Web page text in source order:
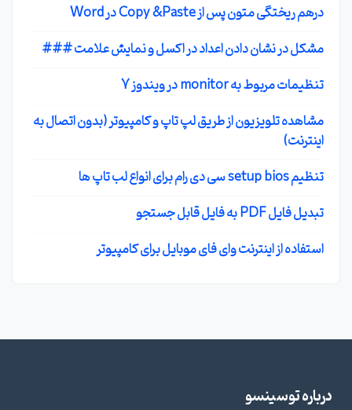
درهم ریختگی متون پس از Copy &Paste در Word
مشکل در نشان دادن اعداد در اکسل و نمایش علامت ###
تنظیمات مربوط به monitor در ویندوز 7
مشاهده تلویزیون از طریق لپ تاپ و کامپیوتر (بدون اتصال به
اینترنت)
تنظیم setup bios سی دی رام برای انواع لب تاپ ها
تبدیل فایل PDF به فایل قابل جستجو
استفاده از اینترنت وای فای موبایل برای کامپیوتر
درباره توسینسو